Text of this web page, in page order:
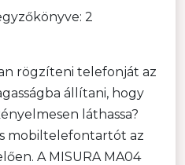
2
rögzíteni telefonját az
állítani, hogy
láthassa?
mobiltelefontartót az
A MISURA MA04